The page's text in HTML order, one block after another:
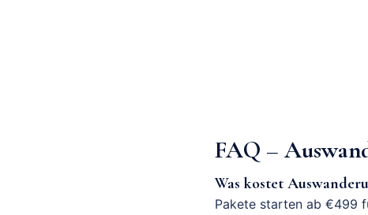
FAQ –
Was kostet
Pakete starten ab €499